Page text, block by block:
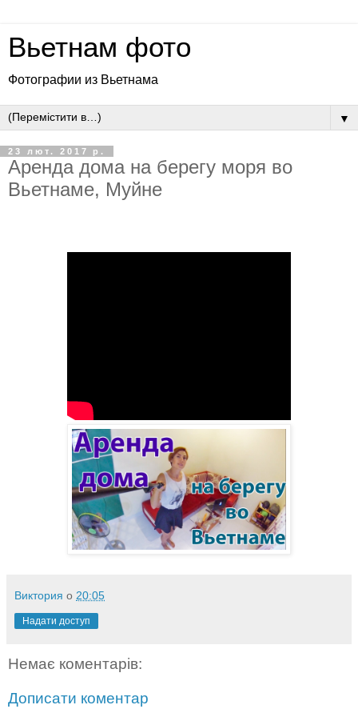
Вьетнам фото
Фотографии из Вьетнама
▼
23 лют. 2017 р.
Аренда дома на берегу моря во
Вьетнаме, Муйне
Виктория о 20:05
Надати доступ
Немає коментарів:
Дописати коментар